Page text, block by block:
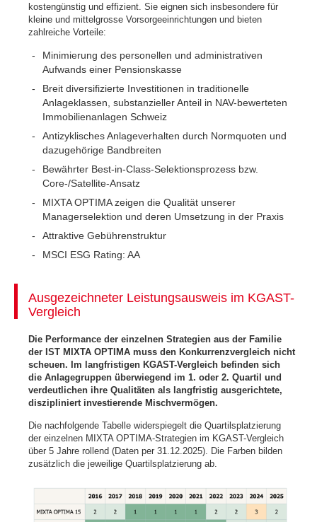
kostengünstig und effizient. Sie eignen sich insbesondere für
kleine und mittelgrosse Vorsorgeeinrichtungen und bieten
zahlreiche Vorteile:
Minimierung des personellen und administrativen
Aufwands einer Pensionskasse
Breit diversifizierte Investitionen in traditionelle
Anlageklassen, substanzieller Anteil in NAV-bewerteten
Immobilienanlagen Schweiz
Antizyklisches Anlageverhalten durch Normquoten und
dazugehörige Bandbreiten
Bewährter Best-in-Class-Selektionsprozess bzw.
Core-/Satellite-Ansatz
MIXTA OPTIMA zeigen die Qualität unserer
Managerselektion und deren Umsetzung in der Praxis
Attraktive Gebührenstruktur
MSCI ESG Rating: AA
Ausgezeichneter Leistungsausweis im KGAST-
Vergleich
Die Performance der einzelnen Strategien aus der Familie
der IST MIXTA OPTIMA muss den Konkurrenzvergleich nicht
scheuen. Im langfristigen KGAST-Vergleich befinden sich
die Anlagegruppen überwiegend im 1. oder 2. Quartil und
verdeutlichen ihre Qualitäten als langfristig ausgerichtete,
diszipliniert investierende Mischvermögen.
Die nachfolgende Tabelle widerspiegelt die Quartilsplatzierung
der einzelnen MIXTA OPTIMA-Strategien im KGAST-Vergleich
über 5 Jahre rollend (Daten per 31.12.2025). Die Farben bilden
zusätzlich die jeweilige Quartilsplatzierung ab.